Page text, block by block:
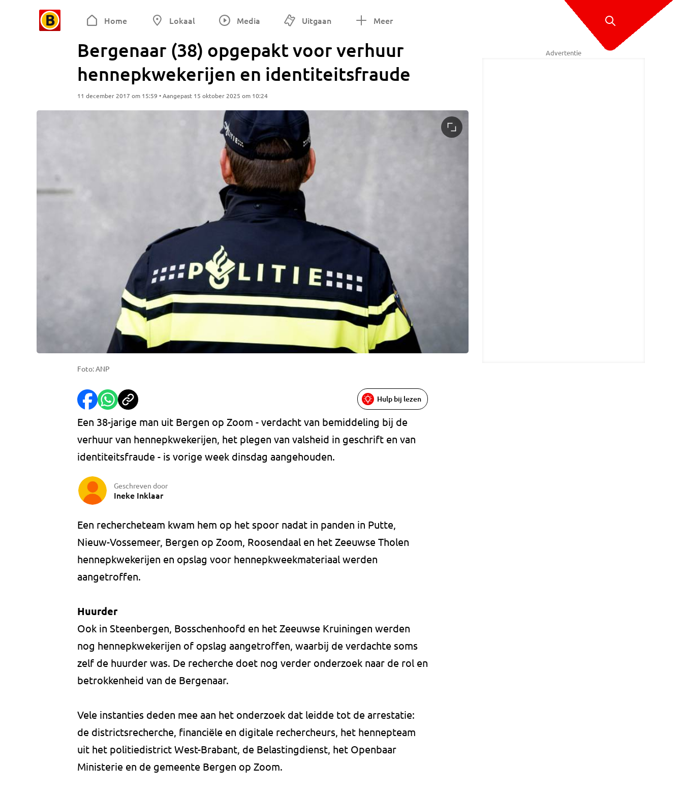
Home Lokaal Media Uitgaan Meer
Bergenaar (38) opgepakt voor verhuur
hennepkwekerijen en identiteitsfraude
11 december 2017 om 15:59 • Aangepast 15 oktober 2025 om 10:24
Foto: ANP
Hulp bij lezen
Een 38-jarige man uit Bergen op Zoom - verdacht van bemiddeling bij de
verhuur van hennepkwekerijen, het plegen van valsheid in geschrift en van
identiteitsfraude - is vorige week dinsdag aangehouden.
Geschreven door
Ineke Inklaar
Een rechercheteam kwam hem op het spoor nadat in panden in Putte,
Nieuw-Vossemeer, Bergen op Zoom, Roosendaal en het Zeeuwse Tholen
hennepkwekerijen en opslag voor hennepkweekmateriaal werden
aangetroffen.
Huurder
Ook in Steenbergen, Bosschenhoofd en het Zeeuwse Kruiningen werden
nog hennepkwekerijen of opslag aangetroffen, waarbij de verdachte soms
zelf de huurder was. De recherche doet nog verder onderzoek naar de rol en
betrokkenheid van de Bergenaar.
Vele instanties deden mee aan het onderzoek dat leidde tot de arrestatie:
de districtsrecherche, financiële en digitale rechercheurs, het hennepteam
uit het politiedistrict West-Brabant, de Belastingdienst, het Openbaar
Ministerie en de gemeente Bergen op Zoom.
Advertentie